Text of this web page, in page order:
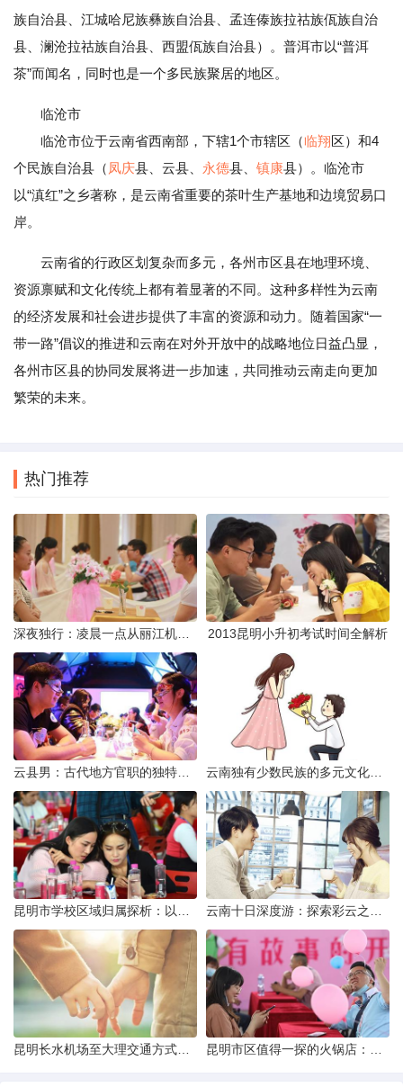
族自治县、江城哈尼族彝族自治县、孟连傣族拉祜族佤族自治
县、澜沧拉祜族自治县、西盟佤族自治县）。普洱市以“普洱
茶”而闻名，同时也是一个多民族聚居的地区。
临沧市
临沧市位于云南省西南部，下辖1个市辖区（临翔区）和4
个民族自治县（ 凤庆县、云县、 永德县、 镇康县）。临沧市
以“滇红”之乡著称，是云南省重要的茶叶生产基地和边境贸易口
岸。
云南省的行政区划复杂而多元，各州市区县在地理环境、
资源禀赋和文化传统上都有着显著的不同。这种多样性为云南
的经济发展和社会进步提供了丰富的资源和动力。随着国家“一
带一路”倡议的推进和云南在对外开放中的战略地位日益凸显，
各州市区县的协同发展将进一步加速，共同推动云南走向更加
繁荣的未来。
热门推荐
2013昆明小升初考试时间全解析